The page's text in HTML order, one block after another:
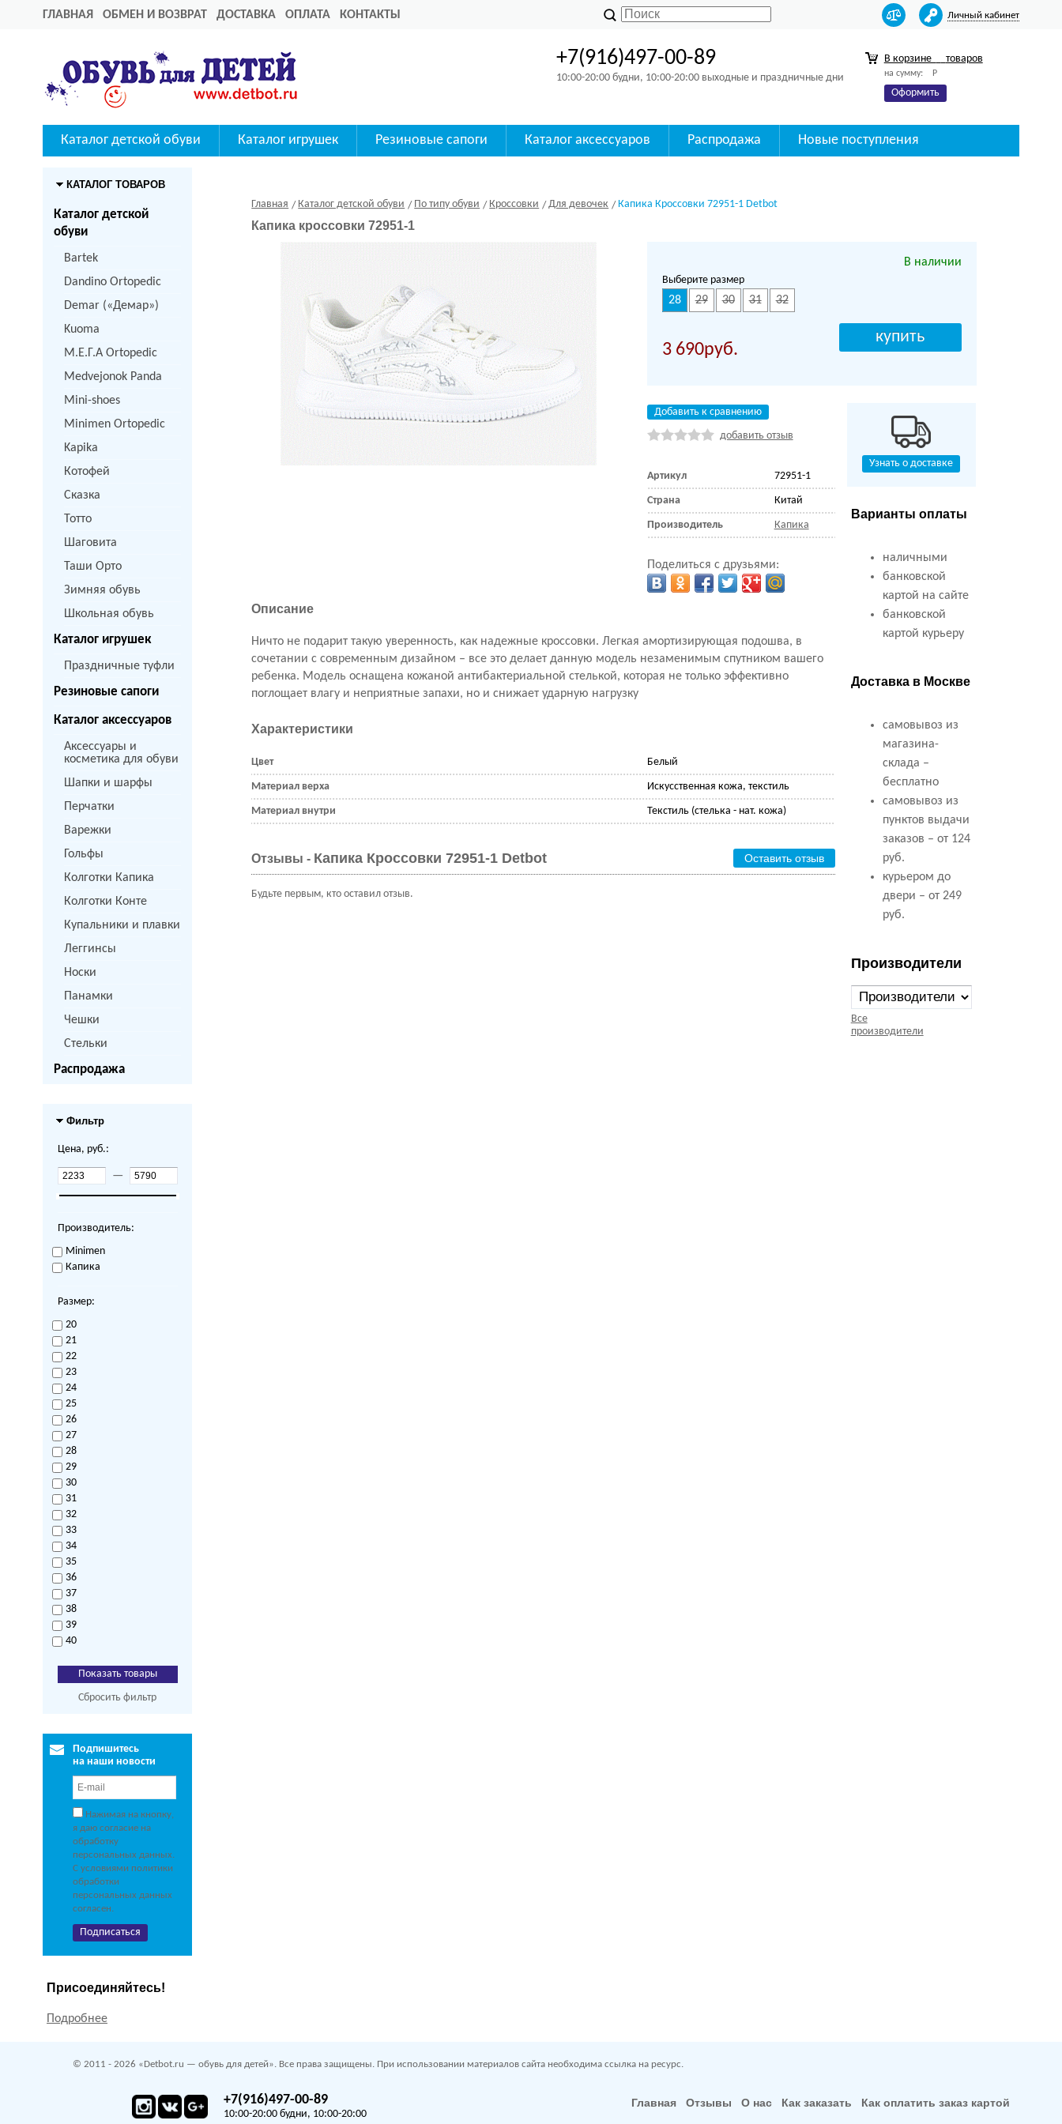
ГЛАВНАЯ ОБМЕН И ВОЗВРАТ ДОСТАВКА ОПЛАТА КОНТАКТЫ Личный кабинет
+7(916)497-00-89
10:00-20:00 будни, 10:00-20:00 выходные и праздничные дни
В корзине товаров
на сумму: Р
Оформить
Каталог детской обуви Каталог игрушек Резиновые сапоги Каталог аксессуаров Распродажа Новые поступления
КАТАЛОГ ТОВАРОВ
Каталог детской
обуви
Bartek
Dandino Ortopedic
Demar («Демар»)
Kuoma
M.Е.Г.А Ortopedic
Medvejonok Panda
Mini-shoes
Minimen Ortopedic
Kapika
Котофей
Сказка
Тотто
Шаговита
Таши Орто
Зимняя обувь
Школьная обувь
Каталог игрушек
Праздничные туфли
Резиновые сапоги
Каталог аксессуаров
Аксессуары и
косметика для обуви
Шапки и шарфы
Перчатки
Варежки
Гольфы
Колготки Капика
Колготки Конте
Купальники и плавки
Леггинсы
Носки
Панамки
Чешки
Стельки
Распродажа
Фильтр
Цена, руб.:
—
Производитель:
Minimen
Капика
Размер:
20
21
22
23
24
25
26
27
28
29
30
31
32
33
34
35
36
37
38
39
40
Сбросить фильтр
Подпишитесь
на наши новости
Нажимая на кнопку,
я даю согласие на
обработку
персональных данных.
С условиями политики
обработки
персональных данных
согласен.
Присоединяйтесь!
Подробнее
Главная Каталог детской обуви По типу обуви Кроссовки Для девочек Капика Кроссовки 72951-1 Detbot
Капика кроссовки 72951-1
В наличии
Выберите размер
28 29 30 31 32
3 690
Добавить к сравнению
добавить отзыв
Артикул 72951-1
Страна Китай
Производитель Капика
Поделиться с друзьями:
Описание
Ничто не подарит такую уверенность, как надежные кроссовки. Легкая амортизирующая подошва, в
сочетании с современным дизайном – все это делает данную модель незаменимым спутником вашего
ребенка. Модель оснащена кожаной антибактериальной стелькой, которая не только эффективно
поглощает влагу и неприятные запахи, но и снижает ударную нагрузку
Характеристики
Цвет Белый
Материал верха Искусственная кожа, текстиль
Материал внутри Текстиль (стелька - нат. кожа)
Отзывы - Капика Кроссовки 72951-1 Detbot Оставить отзыв
Будьте первым, кто оставил отзыв.
Узнать о доставке
Варианты оплаты
наличными
банковской
картой на сайте
банковской
картой курьеру
Доставка в Москве
самовывоз из
магазина-
склада –
бесплатно
самовывоз из
пунктов выдачи
заказов – от 124
руб.
курьером до
двери – от 249
руб.
Производители
Все
производители
© 2011 - 2026 «Detbot.ru — обувь для детей». Все права защищены. При использовании материалов сайта необходима ссылка на ресурс.
+7(916)497-00-89
10:00-20:00 будни, 10:00-20:00
Главная Отзывы О нас Как заказать Как оплатить заказ картой